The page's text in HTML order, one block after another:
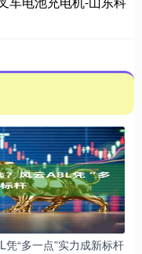
“多一点”实力成新标杆